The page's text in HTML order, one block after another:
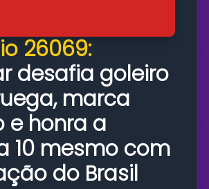
26069:
desafia goleiro
marca
e honra a
10 mesmo com
do Brasil